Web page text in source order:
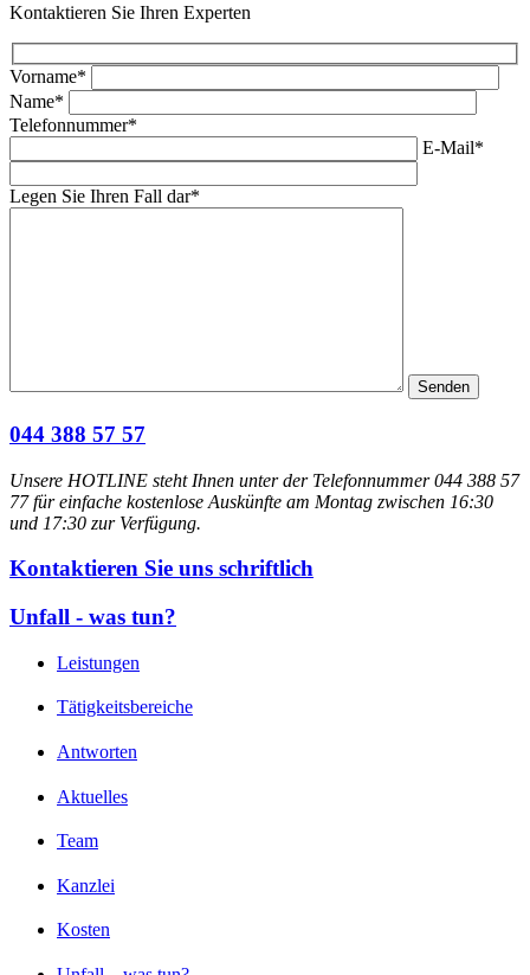
Kontaktieren Sie Ihren Experten
Vorname*
Name*
Telefonnummer*
E-Mail*
Legen Sie Ihren Fall dar*
044 388 57 57
Unsere HOTLINE steht Ihnen unter der Telefonnummer 044 388 57
77 für einfache kostenlose Auskünfte am Montag zwischen 16:30
und 17:30 zur Verfügung.
Kontaktieren Sie uns schriftlich
Unfall - was tun?
Leistungen
Tätigkeitsbereiche
Antworten
Aktuelles
Team
Kanzlei
Kosten